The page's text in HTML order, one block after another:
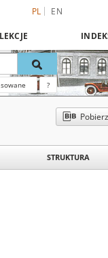
PL EN
?
STRUKTURA